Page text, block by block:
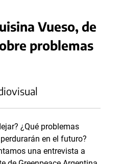
Vueso, de
problemas
¿Qué problemas
en el futuro?
una entrevista a